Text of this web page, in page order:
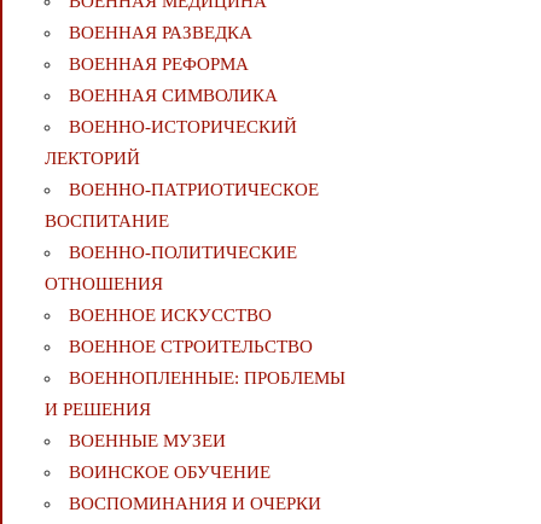
ВОЕННАЯ РАЗВЕДКА
ВОЕННАЯ РЕФОРМА
ВОЕННАЯ СИМВОЛИКА
ВОЕННО-ИСТОРИЧЕСКИЙ
ЛЕКТОРИЙ
ВОЕННО-ПАТРИОТИЧЕСКОЕ
ВОСПИТАНИЕ
ВОЕННО-ПОЛИТИЧЕСКИE
ОТНОШЕНИЯ
ВОЕННОЕ ИСКУССТВО
ВОЕННОЕ СТРОИТЕЛЬСТВО
ВОЕННОПЛЕННЫЕ: ПРОБЛЕМЫ
И РЕШЕНИЯ
ВОЕННЫЕ МУЗЕИ
ВОИНСКОЕ ОБУЧЕНИЕ
ВОСПОМИНАНИЯ И ОЧЕРКИ